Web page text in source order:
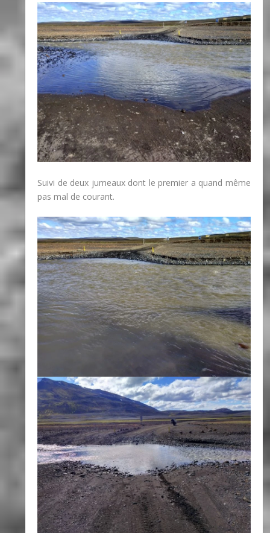
Suivi de deux jumeaux dont le premier a quand même
pas mal de courant.